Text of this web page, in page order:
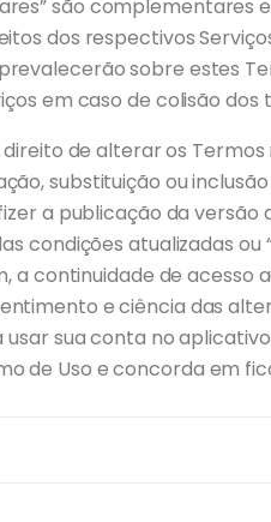
são
dos respectivos
sobre estes
em caso de colisão
de alterar os Termos
substituição ou
a publicação da versão
condições atualizadas ou
a continuidade de acesso
e ciência das
usar sua conta no
de Uso e concorda em